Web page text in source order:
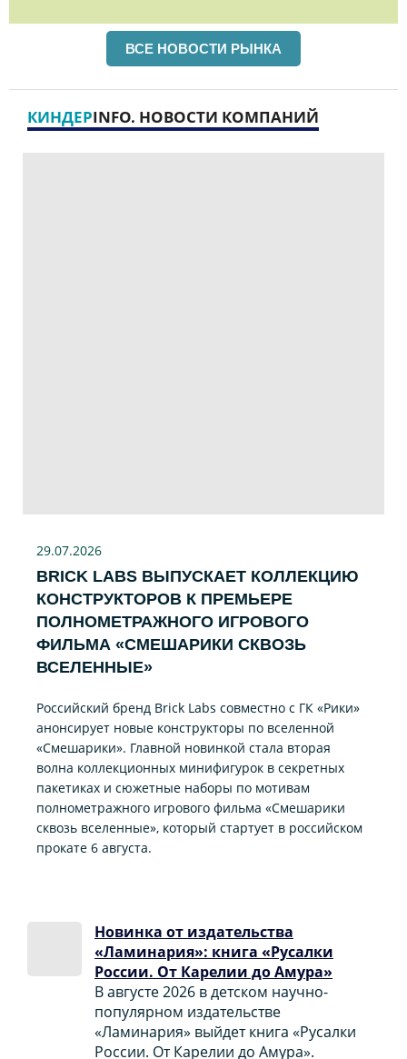
ВСЕ НОВОСТИ РЫНКА
КИНДЕРINFO. НОВОСТИ КОМПАНИЙ
29.07.2026
BRICK LABS ВЫПУСКАЕТ КОЛЛЕКЦИЮ
КОНСТРУКТОРОВ К ПРЕМЬЕРЕ
ПОЛНОМЕТРАЖНОГО ИГРОВОГО
ФИЛЬМА «CМЕШАРИКИ СКВОЗЬ
ВСЕЛЕННЫЕ»
Российский бренд Brick Labs совместно с ГК «Рики»
анонсирует новые конструкторы по вселенной
«Смешарики». Главной новинкой стала вторая
волна коллекционных минифигурок в секретных
пакетиках и сюжетные наборы по мотивам
полнометражного игрового фильма «Смешарики
сквозь вселенные», который стартует в российском
прокате 6 августа.
Новинка от издательства
«Ламинария»: книга «Русалки
России. От Карелии до Амура»
В августе 2026 в детском научно-
популярном издательстве
«Ламинария» выйдет книга «Русалки
России. От Карелии до Амура».